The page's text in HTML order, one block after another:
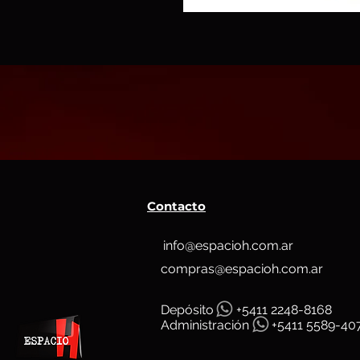
Contacto
info@espacioh.com.ar
compras@espacioh.com.ar
Depósito
+5411 2248-8168
Administración
+5411 5589-